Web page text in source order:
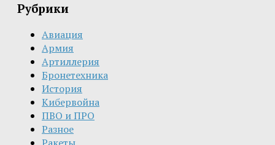
Рубрики
Авиация
Армия
Артиллерия
Бронетехника
История
Кибервойна
ПВО и ПРО
Разное